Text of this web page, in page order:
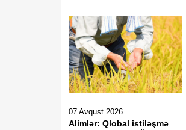
07 Avqust 2026
Alimlər: Qlobal istiləşmə